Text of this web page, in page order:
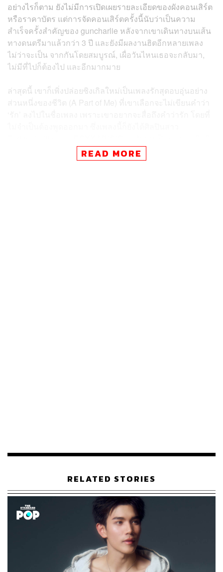
อย่างไรก็ตาม ยังไม่มีการเปิดเผยรายละเอียดของผังคอนเสิร์ต
หรือราคาบัตร แต่การจัดคอนเสิร์ตครั้งนี้นับว่าเป็นความ
สำเร็จครั้งสำคัญของ guncharlie หลังจากเขาเดินทางบนเส้น
ทางดนตรีมาแล้วกว่า 3 ปี และยังมีผลงานฮิตอีกหลายเพลง
ไม่ว่าจะเป็น จากกันโดยสมบูรณ์, เผื่อวันไหนเธอจะกลับมา,
ไม่มีที่ไปก็ต้องไป และอีกมากมาย
ล่าสุดนี้ เขาก็เพิ่งปล่อยซิงเกิลใหม่เป็นเพลงรักสุดอบอุ่นอย่าง
ส่วนหนึ่งของชีวิต (A Part of Me) ที่เขาเลือกจะไม่เขียนคำว่า
กวิดีโอด้วยเช่นกัน ดังนั้นใครที่อยากฟังทั้งเพลงรักอันแสน
อบอุ่นและเพลงเศร้าที่บาดลึกในหัวใจ ต้องไม่พลาดคอนเสิร์ต
STANDARD
READ MORE
RELATED STORIES